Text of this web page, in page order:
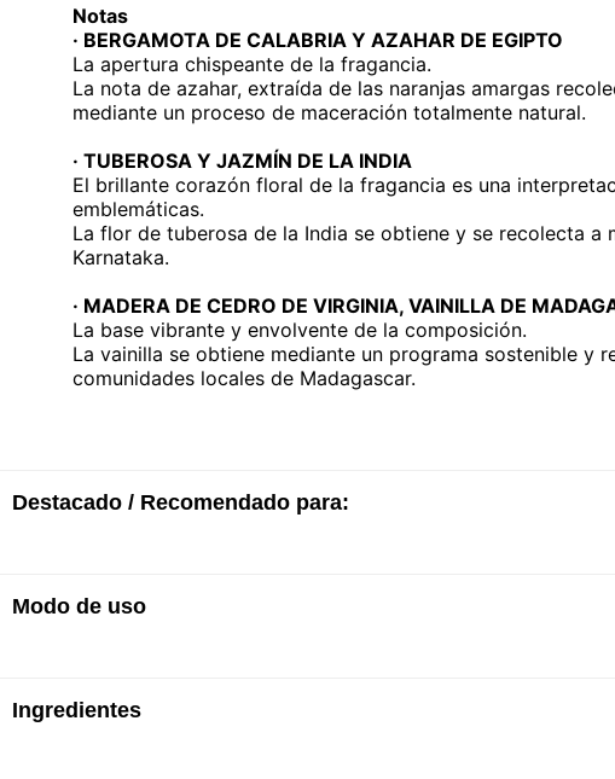
Notas
· BERGAMOTA DE CALABRIA Y AZAHAR DE EGIPTO
La apertura chispeante de la fragancia.
La nota de azahar, extraída de las naranjas amargas
mediante un proceso de maceración totalmente natural.
· TUBEROSA Y JAZMÍN DE LA INDIA
El brillante corazón floral de la fragancia es una
emblemáticas.
La flor de tuberosa de la India se obtiene y se recolecta a
Karnataka.
· MADERA DE CEDRO DE VIRGINIA, VAINILLA DE
La base vibrante y envolvente de la composición.
La vainilla se obtiene mediante un programa sostenible y
comunidades locales de Madagascar.
Destacado / Recomendado para:
· Eau de Parfum
Modo de uso
La fragancia se intensifica con el calor de tu propio cuerpo.
Ingredientes